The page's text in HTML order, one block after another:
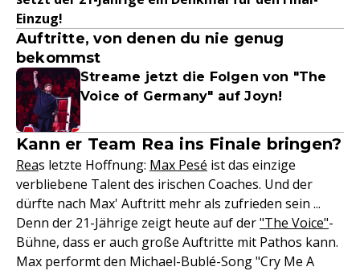
Einzug!
Auftritte, von denen du nie genug
bekommst
Streame jetzt die Folgen von "The
Voice of Germany" auf Joyn!
Kann er Team Rea ins Finale bringen?
Reas letzte Hoffnung: Max Pesé ist das einzige
verbliebene Talent des irischen Coaches. Und der
dürfte nach Max' Auftritt mehr als zufrieden sein ...
Denn der 21-Jährige zeigt heute auf der"The Voice"-
Bühne, dass er auch große Auftritte mit Pathos kann.
Max performt den Michael-Bublé-Song "Cry Me A